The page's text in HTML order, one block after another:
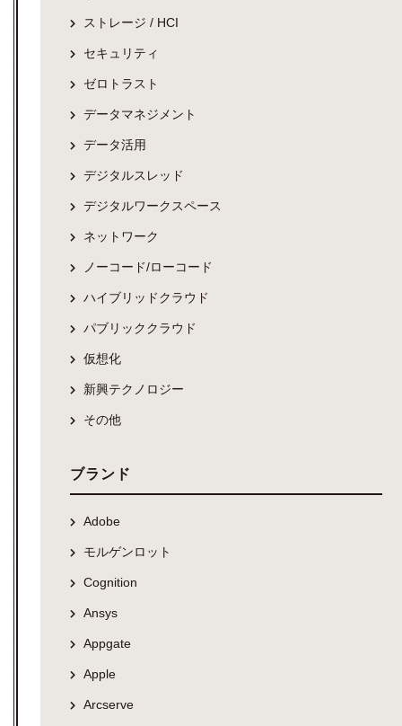
ストレージ / HCI
セキュリティ
ゼロトラスト
データマネジメント
データ活用
デジタルスレッド
デジタルワークスペース
ネットワーク
ノーコード/ローコード
ハイブリッドクラウド
パブリッククラウド
仮想化
新興テクノロジー
その他
ブランド
Adobe
モルゲンロット
Cognition
Ansys
Appgate
Apple
Arcserve